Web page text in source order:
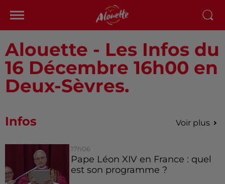
Alouette - Les Infos du
16 Décembre 16h00 en
Deux-Sèvres.
Infos Voir plus
17h06
Pape Léon XIV en France : quel
est son programme ?